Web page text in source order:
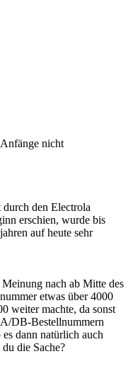
nicht
den Electrola
erschien, wurde bis
auf heute sehr
nach ab Mitte des
etwas über 4000
weiter machte, da sonst
DB-Bestellnummern
dann natürlich auch
die Sache?